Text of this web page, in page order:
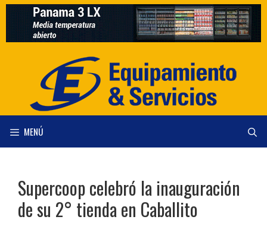
Saltar
contenido
MENÚ
Supercoop celebró la inauguración
de su 2° tienda en Caballito